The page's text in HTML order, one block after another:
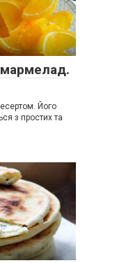
Його
з простих та